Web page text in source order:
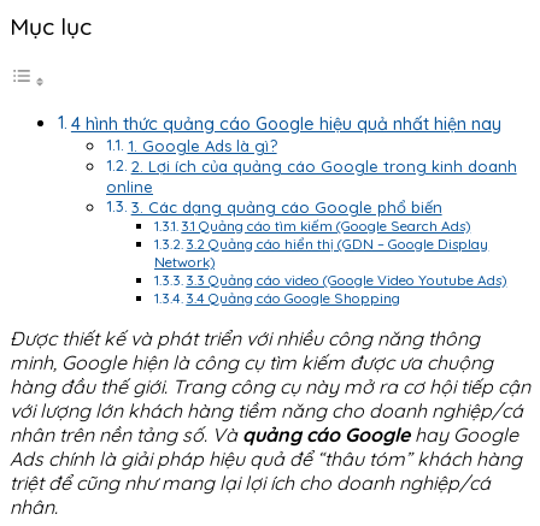
Mục lục
4 hình thức quảng cáo Google hiệu quả nhất hiện nay
1. Google Ads là gì?
2. Lợi ích của quảng cáo Google trong kinh doanh
online
3. Các dạng quảng cáo Google phổ biến
3.1 Quảng cáo tìm kiếm (Google Search Ads)
3.2 Quảng cáo hiển thị (GDN – Google Display
Network)
3.3 Quảng cáo video (Google Video Youtube Ads)
3.4 Quảng cáo Google Shopping
Được thiết kế và phát triển với nhiều công năng thông
minh, Google hiện là công cụ tìm kiếm được ưa chuộng
hàng đầu thế giới. Trang công cụ này mở ra cơ hội tiếp cận
với lượng lớn khách hàng tiềm năng cho doanh nghiệp/cá
nhân trên nền tảng số. Và quảng cáo Googlehay Google
Ads chính là giải pháp hiệu quả để “thâu tóm” khách hàng
triệt để cũng như mang lại lợi ích cho doanh nghiệp/cá
nhân.